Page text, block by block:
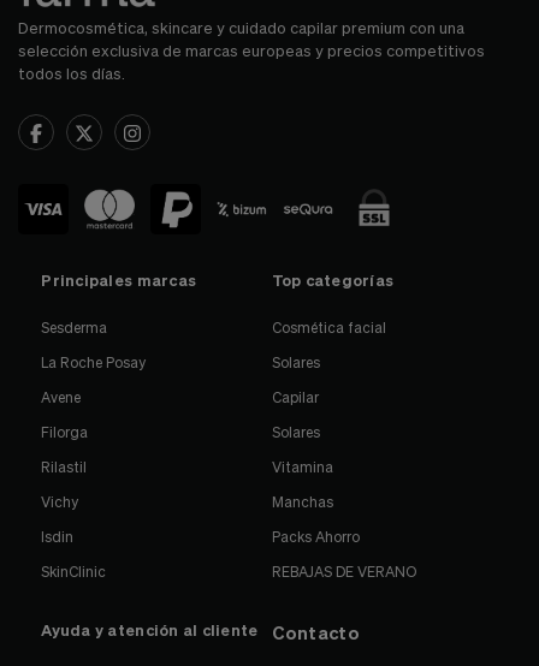
Dermocosmética, skincare y cuidado capilar premium con una
selección exclusiva de marcas europeas y precios competitivos
todos los días.
Principales marcas
Sesderma
La Roche Posay
Avene
Filorga
Rilastil
Vichy
Isdin
SkinClinic
Top categorías
Cosmética facial
Solares
Capilar
Solares
Vitamina
Manchas
Packs Ahorro
REBAJAS DE VERANO
Ayuda y atención al cliente Contacto